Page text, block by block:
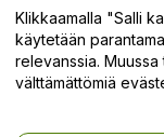
Klikkaamalla "Salli
käytetään
relevanssia.
välttämättömiä